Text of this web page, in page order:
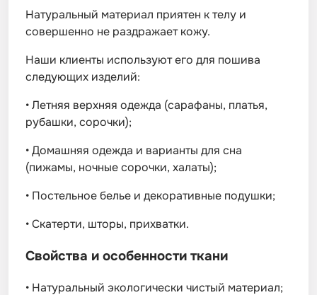
Натуральный материал приятен к телу и
совершенно не раздражает кожу.
Наши клиенты используют его для пошива
следующих изделий:
•Летняя верхняя одежда (сарафаны, платья,
рубашки, сорочки);
•Домашняя одежда и варианты для сна
(пижамы, ночные сорочки, халаты);
• Постельное белье и декоративные подушки;
•Скатерти, шторы, прихватки.
Свойства и особенности ткани
• Натуральный экологически чистый материал;